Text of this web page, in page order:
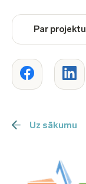
Par projektu
Uz sākumu